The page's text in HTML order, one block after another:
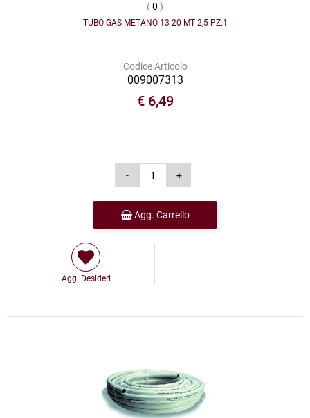
(0 )
TUBO GAS METANO 13-20 MT 2,5 PZ.1
Codice Articolo
009007313
€ 6,49
Agg. Carrello
Agg. Desideri